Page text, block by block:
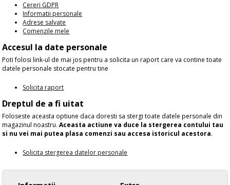
Cereri GDPR
Informatii personale
Adrese salvate
Comenzile mele
Accesul la date personale
Poti folosi link-ul de mai jos pentru a solicita un raport care va contine toate
datele personale stocate pentru tine
Solicita raport
Dreptul de a fi uitat
Foloseste aceasta optiune daca doresti sa stergi toate datele personale din
magazinul noastru.Aceasta actiune va duce la stergerea contului tau
si nu vei mai putea plasa comenzi sau accesa istoricul acestora.
Solicita stergerea datelor personale